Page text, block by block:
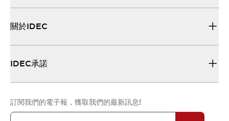
關於IDEC
IDEC承諾
訂閱我們的電子報，獲取我們的最新訊息!